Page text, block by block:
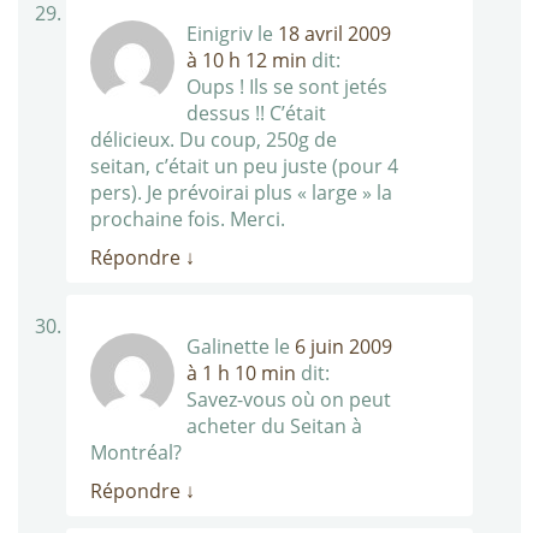
Einigriv le 18 avril 2009
à 10 h 12 min dit:
Oups ! Ils se sont jetés
dessus !! C’était
délicieux. Du coup, 250g de
seitan, c’était un peu juste (pour 4
pers). Je prévoirai plus « large » la
prochaine fois. Merci.
Répondre ↓
Galinette le 6 juin 2009
à 1 h 10 min dit:
Savez-vous où on peut
acheter du Seitan à
Montréal?
Répondre ↓